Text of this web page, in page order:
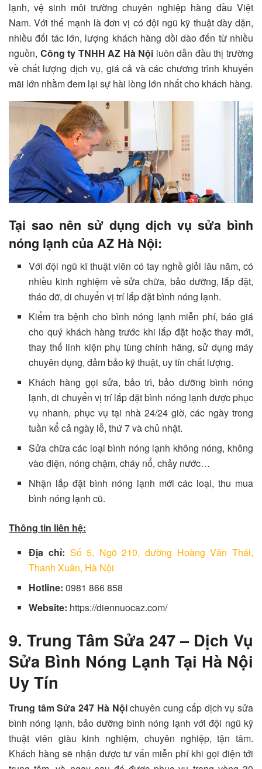
lạnh, vệ sinh môi trường chuyên nghiệp hàng đầu Việt
Nam. Với thế mạnh là đơn vị có đội ngũ kỹ thuật dày dặn,
nhiều đối tác lớn, lượng khách hàng dồi dào đến từ nhiều
nguồn, Công ty TNHH AZ Hà Nội luôn dẫn đầu thị trường
về chất lượng dịch vụ, giá cả và các chương trình khuyến
mãi lớn nhằm đem lại sự hài lòng lớn nhất cho khách hàng.
Tại sao nên sử dụng dịch vụ sửa bình
nóng lạnh của AZ Hà Nội:
Với đội ngũ kĩ thuật viên có tay nghề giỏi lâu năm, có
nhiều kinh nghiệm về sửa chữa, bảo dưỡng, lắp đặt,
tháo dỡ, di chuyển vị trí lắp đặt bình nóng lạnh.
Kiểm tra bệnh cho bình nóng lạnh miễn phí, báo giá
cho quý khách hàng trước khi lắp đặt hoặc thay mới,
thay thế linh kiện phụ tùng chính hãng, sử dụng máy
chuyên dụng, đảm bảo kỹ thuật, uy tín chất lượng.
Khách hàng gọi sửa, bảo trì, bảo dưỡng bình nóng
lạnh, di chuyển vị trí lắp đặt bình nóng lạnh được phục
vụ nhanh, phục vụ tại nhà 24/24 giờ, các ngày trong
tuần kể cả ngày lễ, thứ 7 và chủ nhật.
Sửa chữa các loại bình nóng lạnh không nóng, không
vào điện, nóng chậm, cháy nổ, chảy nước…
Nhận lắp đặt bình nóng lạnh mới các loại, thu mua
bình nóng lạnh cũ.
Thông tin liên hệ:
Địa chỉ: Số 5, Ngõ 210, đường Hoàng Văn Thái,
Thanh Xuân, Hà Nội
Hotline: 0981 866 858
Website: https://diennuocaz.com/
9. Trung Tâm Sửa 247 – Dịch Vụ
Sửa Bình Nóng Lạnh Tại Hà Nội
Uy Tín
Trung tâm Sửa 247 Hà Nộichuyên cung cấp dịch vụ sửa
bình nóng lạnh, bảo dưỡng bình nóng lạnh với đội ngũ kỹ
thuật viên giàu kinh nghiệm, chuyên nghiệp, tận tâm.
Khách hàng sẽ nhận được tư vấn miễn phí khi gọi điện tới